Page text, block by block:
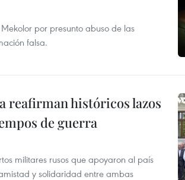
por presunto abuso de las
falsa.
reafirman históricos lazos
de guerra
militares rusos que apoyaron al país
y solidaridad entre ambas